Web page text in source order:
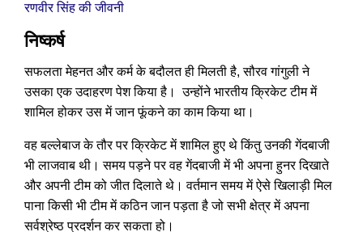
रणवीर सिंह की जीवनी
निष्कर्ष
सफलता मेहनत और कर्म के बदौलत ही मिलती है, सौरव गांगुली ने
उसका एक उदाहरण पेश किया है। उन्होंने भारतीय क्रिकेट टीम में
शामिल होकर उस में जान फूंकने का काम किया था।
वह बल्लेबाज के तौर पर क्रिकेट में शामिल हुए थे किंतु उनकी गेंदबाजी
भी लाजवाब थी। समय पड़ने पर वह गेंदबाजी में भी अपना हुनर दिखाते
और अपनी टीम को जीत दिलाते थे। वर्तमान समय में ऐसे खिलाड़ी मिल
पाना किसी भी टीम में कठिन जान पड़ता है जो सभी क्षेत्र में अपना
सर्वश्रेष्ठ प्रदर्शन कर सकता हो।